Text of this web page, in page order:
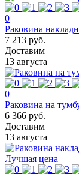
0
Раковина
7 213 руб.
Доставим
13 августа
0
Раковина на
6 366 руб.
Доставим
13 августа
Лучшая цена